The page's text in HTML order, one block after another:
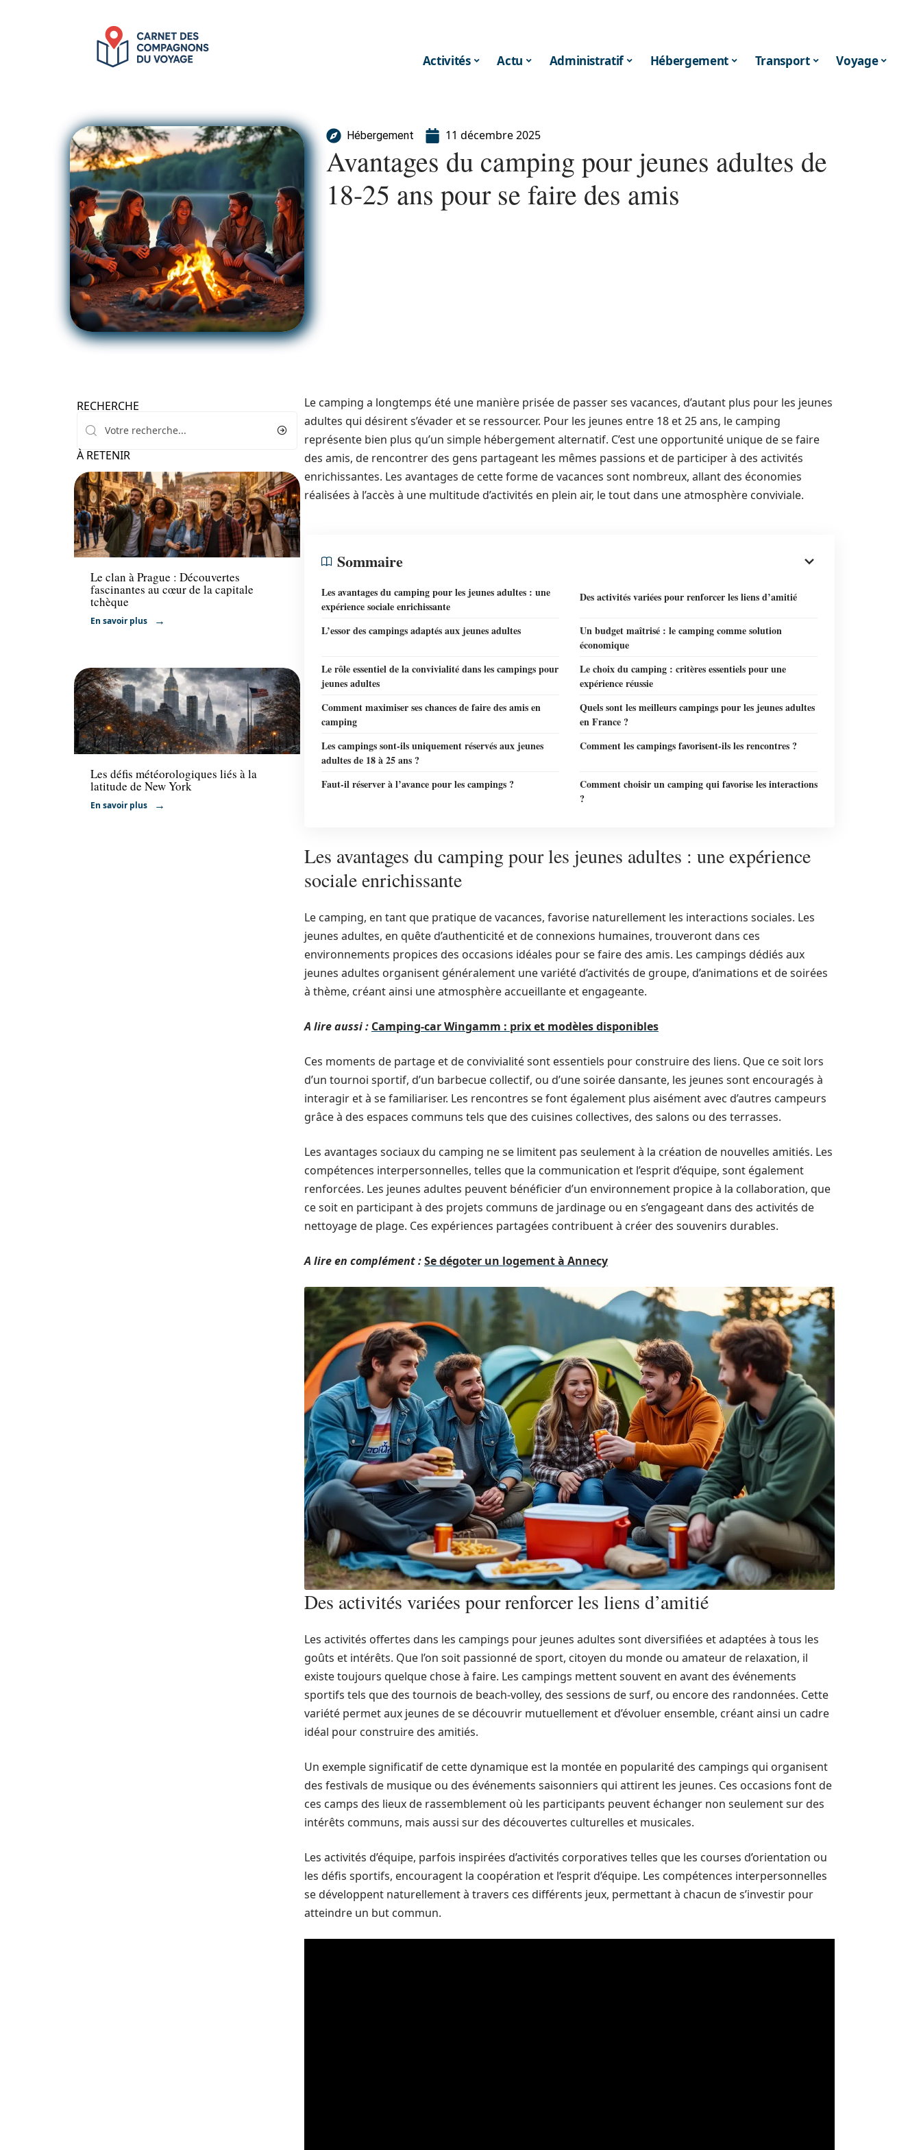
Activités Actu Administratif Hébergement Transport Voyage
Hébergement 11 décembre 2025
Avantages du camping pour jeunes adultes de
18-25 ans pour se faire des amis
RECHERCHE
À RETENIR
Voyage
Le clan à Prague : Découvertes
fascinantes au cœur de la capitale
tchèque
En savoir plus
Actu
Les défis météorologiques liés à la
latitude de New York
En savoir plus
Le camping a longtemps été une manière prisée de passer ses vacances, d’autant plus pour les jeunes
adultes qui désirent s’évader et se ressourcer. Pour les jeunes entre 18 et 25 ans, le camping
représente bien plus qu’un simple hébergement alternatif. C’est une opportunité unique de se faire
des amis, de rencontrer des gens partageant les mêmes passions et de participer à des activités
enrichissantes. Les avantages de cette forme de vacances sont nombreux, allant des économies
réalisées à l’accès à une multitude d’activités en plein air, le tout dans une atmosphère conviviale.
Sommaire
Les avantages du camping pour les jeunes adultes : une
expérience sociale enrichissante
Des activités variées pour renforcer les liens d’amitié
L’essor des campings adaptés aux jeunes adultes
Un budget maîtrisé : le camping comme solution
économique
Le rôle essentiel de la convivialité dans les campings pour
jeunes adultes
Le choix du camping : critères essentiels pour une
expérience réussie
Comment maximiser ses chances de faire des amis en
camping
Quels sont les meilleurs campings pour les jeunes adultes
en France ?
Les campings sont-ils uniquement réservés aux jeunes
adultes de 18 à 25 ans ?
Comment les campings favorisent-ils les rencontres ?
Faut-il réserver à l’avance pour les campings ?
Comment choisir un camping qui favorise les interactions
?
Les avantages du camping pour les jeunes adultes : une expérience
sociale enrichissante
Le camping, en tant que pratique de vacances, favorise naturellement les interactions sociales. Les
jeunes adultes, en quête d’authenticité et de connexions humaines, trouveront dans ces
environnements propices des occasions idéales pour se faire des amis. Les campings dédiés aux
jeunes adultes organisent généralement une variété d’activités de groupe, d’animations et de soirées
à thème, créant ainsi une atmosphère accueillante et engageante.
A lire aussi : Camping-car Wingamm : prix et modèles disponibles
Ces moments de partage et de convivialité sont essentiels pour construire des liens. Que ce soit lors
d’un tournoi sportif, d’un barbecue collectif, ou d’une soirée dansante, les jeunes sont encouragés à
interagir et à se familiariser. Les rencontres se font également plus aisément avec d’autres campeurs
grâce à des espaces communs tels que des cuisines collectives, des salons ou des terrasses.
Les avantages sociaux du camping ne se limitent pas seulement à la création de nouvelles amitiés. Les
compétences interpersonnelles, telles que la communication et l’esprit d’équipe, sont également
renforcées. Les jeunes adultes peuvent bénéficier d’un environnement propice à la collaboration, que
ce soit en participant à des projets communs de jardinage ou en s’engageant dans des activités de
nettoyage de plage. Ces expériences partagées contribuent à créer des souvenirs durables.
A lire en complément :Se dégoter un logement à Annecy
Des activités variées pour renforcer les liens d’amitié
Les activités offertes dans les campings pour jeunes adultes sont diversifiées et adaptées à tous les
goûts et intérêts. Que l’on soit passionné de sport, citoyen du monde ou amateur de relaxation, il
existe toujours quelque chose à faire. Les campings mettent souvent en avant des événements
sportifs tels que des tournois de beach-volley, des sessions de surf, ou encore des randonnées. Cette
variété permet aux jeunes de se découvrir mutuellement et d’évoluer ensemble, créant ainsi un cadre
idéal pour construire des amitiés.
Un exemple significatif de cette dynamique est la montée en popularité des campings qui organisent
des festivals de musique ou des événements saisonniers qui attirent les jeunes. Ces occasions font de
ces camps des lieux de rassemblement où les participants peuvent échanger non seulement sur des
intérêts communs, mais aussi sur des découvertes culturelles et musicales.
Les activités d’équipe, parfois inspirées d’activités corporatives telles que les courses d’orientation ou
les défis sportifs, encouragent la coopération et l’esprit d’équipe. Les compétences interpersonnelles
se développent naturellement à travers ces différents jeux, permettant à chacun de s’investir pour
atteindre un but commun.